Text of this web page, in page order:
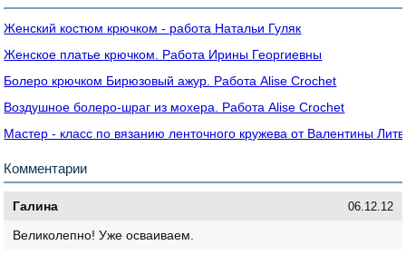
Женский костюм крючком - работа Натальи Гуляк
Женское платье крючком. Работа Ирины Георгиевны
Болеро крючком Бирюзовый ажур. Работа Alise Crochet
Воздушное болеро-шраг из мохера. Работа Alise Crochet
Мастер - класс по вязанию ленточного кружева от Валентины
Комментарии
Галина 06.12.12
Великолепно! Уже осваиваем.